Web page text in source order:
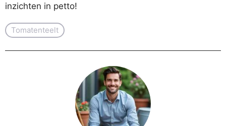
inzichten in petto!
Tomatenteelt